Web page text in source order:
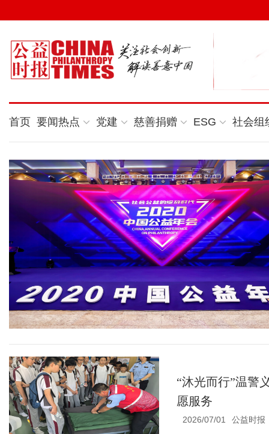
首页 要闻热点 党建 慈善捐赠 ESG 社会组
“沐光而行”温警
愿服务
2026/07/01 公益时报